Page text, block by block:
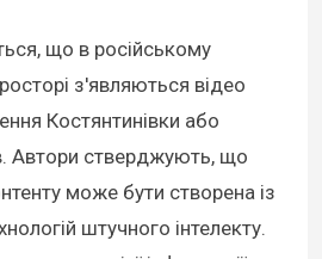
що в російському
з'являються відео
Костянтинівки або
Автори стверджують, що
може бути створена із
штучного інтелекту.